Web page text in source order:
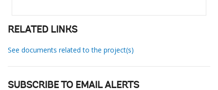
RELATED LINKS
See documents related to the project(s)
SUBSCRIBE TO EMAIL ALERTS